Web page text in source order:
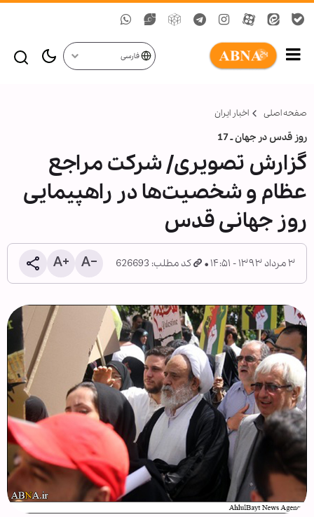
فارسی
صفحه اصلی اخبار ایران
روز قدس در جهان ـ 17
گزارش تصویری/ شرکت مراجع
عظام و شخصیت‌ها در راهپیمایی
روز جهانی قدس
۳ مرداد ۱۳۹۳ - ۱۴:۵۱ کد مطلب: 626693